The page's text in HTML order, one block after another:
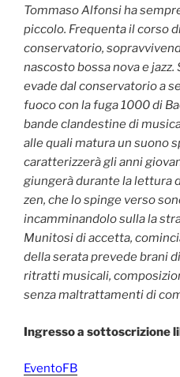
Tommaso Alfonsi ha
piccolo. Frequenta il corso
conservatorio,
nascosto bossa nova e
evade dal conservatorio a
fuoco con la fuga 1000 di
bande clandestine di
alle quali matura un suono
caratterizzerà gli anni
giungerà durante la lettura
zen, che lo spinge verso
incamminandolo sulla la
Munitosi di accetta,
della serata prevede brani
ritratti musicali,
senza maltrattamenti di
Ingresso a sottoscrizione
EventoFB